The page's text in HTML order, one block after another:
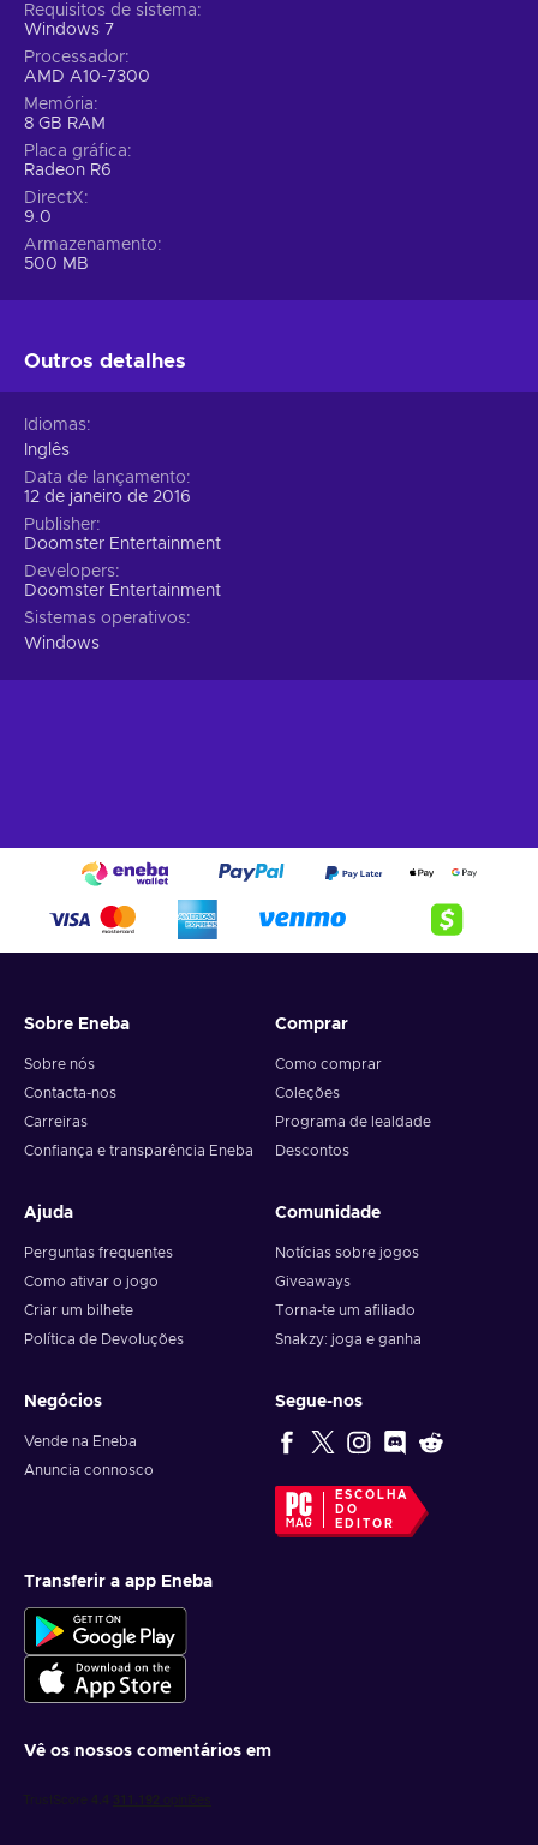
Requisitos de sistema
Windows 7
Processador
AMD A10-7300
Memória
8 GB RAM
Placa gráfica
Radeon R6
DirectX
9.0
Armazenamento
500 MB
Outros detalhes
Idiomas
Inglês
Data de lançamento
12 de janeiro de 2016
Publisher
Doomster Entertainment
Developers
Doomster Entertainment
Sistemas operativos
Windows
Sobre Eneba
Sobre nós
Contacta-nos
Carreiras
Confiança e transparência Eneba
Comprar
Como comprar
Coleções
Programa de lealdade
Descontos
Ajuda
Perguntas frequentes
Como ativar o jogo
Criar um bilhete
Política de Devoluções
Comunidade
Notícias sobre jogos
Giveaways
Torna-te um afiliado
Snakzy: joga e ganha
Negócios
Vende na Eneba
Anuncia connosco
Segue-nos
ESCOLHA
DO
EDITOR
Transferir a app Eneba
Vê os nossos comentários em